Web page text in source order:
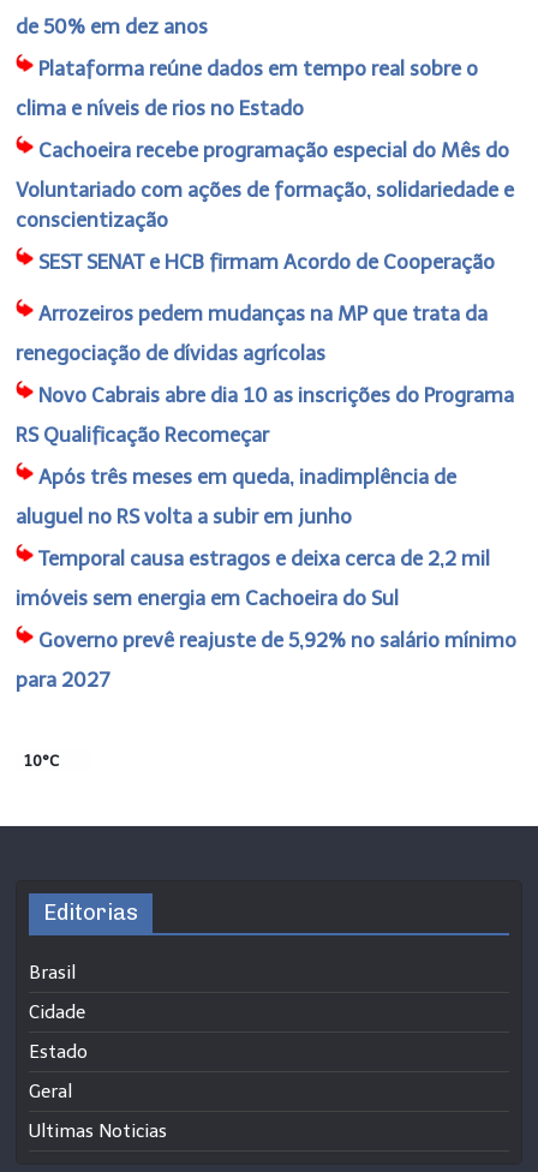
de 50% em dez anos
Plataforma reúne dados em tempo real sobre o
clima e níveis de rios no Estado
Cachoeira recebe programação especial do Mês do
Voluntariado com ações de formação, solidariedade e
conscientização
SEST SENAT e HCB firmam Acordo de Cooperação
Arrozeiros pedem mudanças na MP que trata da
renegociação de dívidas agrícolas
Novo Cabrais abre dia 10 as inscrições do Programa
RS Qualificação Recomeçar
Após três meses em queda, inadimplência de
aluguel no RS volta a subir em junho
Temporal causa estragos e deixa cerca de 2,2 mil
imóveis sem energia em Cachoeira do Sul
Governo prevê reajuste de 5,92% no salário mínimo
para 2027
10°C
Editorias
Brasil
Cidade
Estado
Geral
Ultimas Noticias